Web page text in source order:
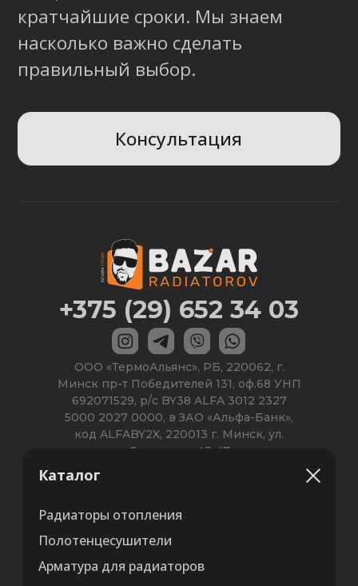
Каталог
Радиаторы отопления
Полотенцесушители
Арматура для радиаторов